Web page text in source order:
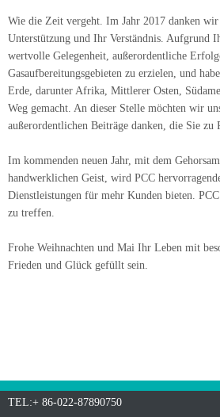
Wie die Zeit vergeht. Im Jahr 2017 danken
Unterstützung und Ihr Verständnis. Aufgrund
wertvolle Gelegenheit, außerordentliche
Gasaufbereitungsgebieten zu erzielen, und
Erde, darunter Afrika, Mittlerer Osten,
Weg gemacht. An dieser Stelle möchten wir
außerordentlichen Beiträge danken, die Sie zu
Im kommenden neuen Jahr, mit dem
handwerklichen Geist, wird PCC
Dienstleistungen für mehr Kunden bieten.
zu treffen.
Frohe Weihnachten und Mai Ihr Leben mit
Frieden und Glück gefüllt sein.
TEL:+ 86-022-87890750